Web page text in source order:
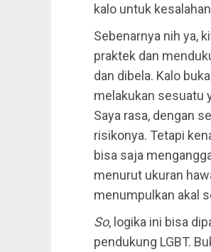
kalo untuk
Sebenarnya nih ya,
praktek dan
dan dibela. Kalo
melakukan sesuatu
Saya rasa, dengan
risikonya. Tetapi
bisa saja
menurut ukuran
menumpulkan akal
So, logika ini bisa
pendukung LGBT.